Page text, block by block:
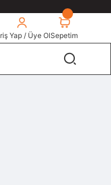
Yap / Üye OlSepetim